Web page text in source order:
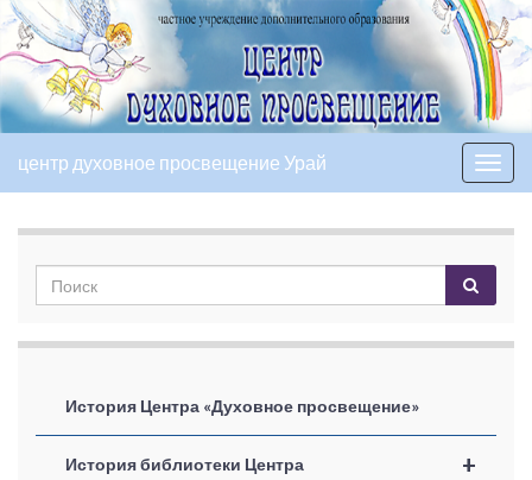
Вкл/
выкл
центр духовное просвещение Урай
История Центра «Духовное просвещение»
+
История библиотеки Центра